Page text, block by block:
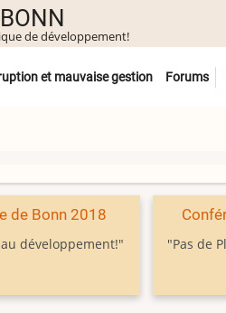
de développement!
et mauvaise gestion Forums
de Bonn 2018
développement!" "Pas de